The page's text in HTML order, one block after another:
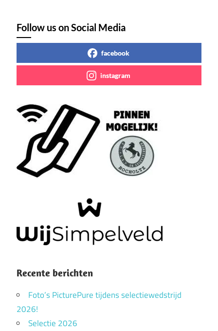
Follow us on Social Media
facebook
instagram
Recente berichten
Foto’s PicturePure tijdens selectiewedstrijd
2026!
Selectie 2026